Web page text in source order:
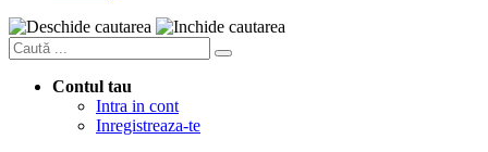
Contul tau
Intra in cont
Inregistreaza-te